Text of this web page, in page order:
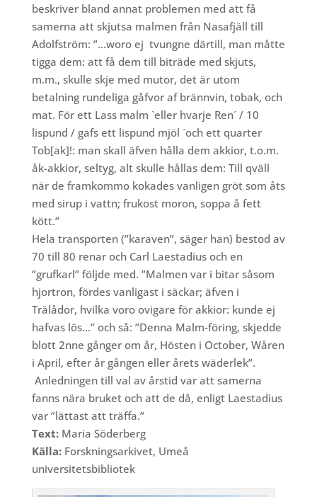
beskriver bland annat problemen med att få
samerna att skjutsa malmen från Nasafjäll till
Adolfström: ”…woro ej tvungne därtill, man måtte
tigga dem: att få dem till biträde med skjuts,
m.m., skulle skje med mutor, det är utom
betalning rundeliga gåfvor af brännvin, tobak, och
mat. För ett Lass malm `eller hvarje Ren´ / 10
lispund / gafs ett lispund mjöl `och ett quarter
Tob[ak]!: man skall äfven hålla dem akkior, t.o.m.
åk-akkior, seltyg, alt skulle hållas dem: Till qväll
när de framkommo kokades vanligen gröt som åts
med sirup i vattn; frukost moron, soppa å fett
kött.”
Hela transporten (”karaven”, säger han) bestod av
70 till 80 renar och Carl Laestadius och en
”grufkarl” följde med. ”Malmen var i bitar såsom
hjortron, fördes vanligast i säckar; äfven i
Trälådor, hvilka voro ovigare för akkior: kunde ej
hafvas lös…” och så: ”Denna Malm-föring, skjedde
blott 2nne gånger om år, Hösten i October, Wåren
i April, efter år gången eller årets wäderlek”.
Anledningen till val av årstid var att samerna
fanns nära bruket och att de då, enligt Laestadius
var ”lättast att träffa.”
Text:Maria Söderberg
Källa:Forskningsarkivet, Umeå
universitetsbibliotek